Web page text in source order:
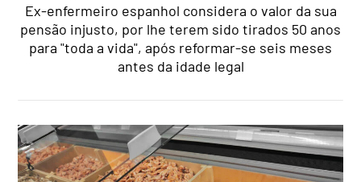
Ex-enfermeiro espanhol considera o valor da sua
pensão injusto, por lhe terem sido tirados 50 anos
para "toda a vida", após reformar-se seis meses
antes da idade legal